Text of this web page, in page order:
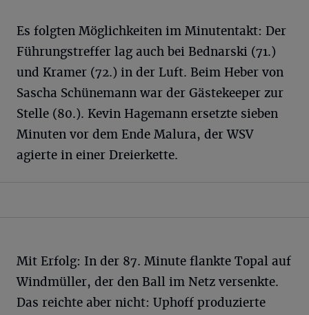
Es folgten Möglichkeiten im Minutentakt: Der
Führungstreffer lag auch bei Bednarski (71.)
und Kramer (72.) in der Luft. Beim Heber von
Sascha Schünemann war der Gästekeeper zur
Stelle (80.). Kevin Hagemann ersetzte sieben
Minuten vor dem Ende Malura, der WSV
agierte in einer Dreierkette.
Mit Erfolg: In der 87. Minute flankte Topal auf
Windmüller, der den Ball im Netz versenkte.
Das reichte aber nicht: Uphoff produzierte